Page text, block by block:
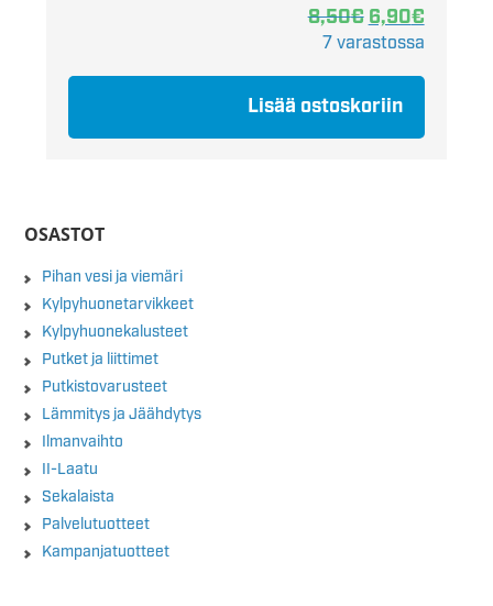
8,50€ 6,90€
7 varastossa
Lisää ostoskoriin
OSASTOT
Pihan vesi ja viemäri
Kylpyhuonetarvikkeet
Kylpyhuonekalusteet
Putket ja liittimet
Putkistovarusteet
Lämmitys ja Jäähdytys
Ilmanvaihto
II-Laatu
Sekalaista
Palvelutuotteet
Kampanjatuotteet